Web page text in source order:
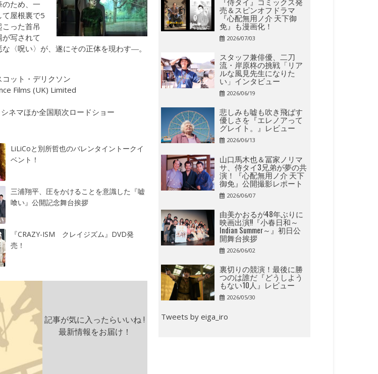
ため、一
屋根裏で5
った首吊
写されて
〈呪い〉が、遂にその正体を現わす―。
ット・デリクソン
Films (UK) Limited
ネマほか全国順次ロードショー
LiLiCoと別所哲也のバレンタイントークイ
ベント！
三浦翔平、圧をかけることを意識した『嘘
喰い』公開記念舞台挨拶
『CRAZY-ISM クレイジズム』DVD発
売！
記事が気に入ったらいいね !
最新情報をお届け！
売＆スピンオフドラマ
『心配無用ノ介 天下御
免』も漫画化！
2026/07/03
スタッフ兼俳優、二刀
流・岸原柊の挑戦「リア
ルな風見先生になりた
い」インタビュー
2026/06/19
悲しみも嘘も吹き飛ばす
優しさを『エレノアって
グレイト。』レビュー
2026/06/13
山口馬木也＆冨家ノリマ
サ、侍タイ3兄弟が夢の共
演！『心配無用ノ介 天下
御免』公開撮影レポート
2026/06/07
由美かおるが48年ぶりに
映画出演!!『小春日和～
Indian Summer～』初日公
開舞台挨拶
2026/06/02
裏切りの競演！最後に勝
つのは誰だ『どうしよう
もない10人』レビュー
2026/05/30
Tweets by eiga_iro